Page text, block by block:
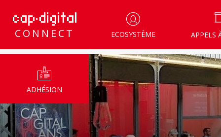
CONNECT ECOSYSTÈME APPELS
ADHÉSION